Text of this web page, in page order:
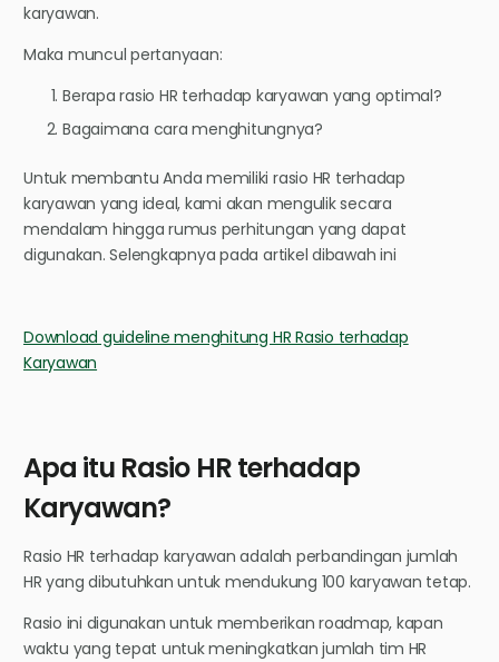
karyawan.
Maka muncul pertanyaan:
Berapa rasio HR terhadap karyawan yang optimal?
Bagaimana cara menghitungnya?
Untuk membantu Anda memiliki rasio HR terhadap
karyawan yang ideal, kami akan mengulik secara
mendalam hingga rumus perhitungan yang dapat
digunakan. Selengkapnya pada artikel dibawah ini
Download guideline menghitung HR Rasio terhadap
Karyawan
Apa itu Rasio HR terhadap
Karyawan?
Rasio HR terhadap karyawan adalah perbandingan jumlah
HR yang dibutuhkan untuk mendukung 100 karyawan tetap.
Rasio ini digunakan untuk memberikan roadmap, kapan
waktu yang tepat untuk meningkatkan jumlah tim HR